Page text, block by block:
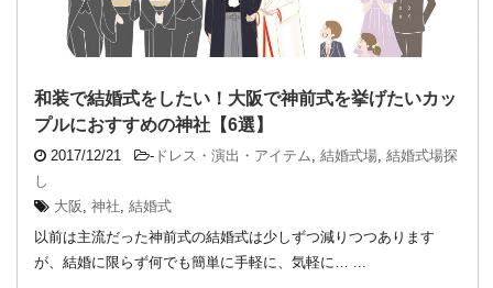
和装で結婚式をしたい！大阪で神前式を挙げたいカッ
プルにおすすめの神社【6選】
2017/12/21 - ドレス・演出・アイテム 結婚式場 結婚式場探
し
大阪
神社 結婚式
以前は主流だった神前式の結婚式は少しずつ減りつつあります
が、結婚に限らず何でも簡単に手軽に、気軽に… ...